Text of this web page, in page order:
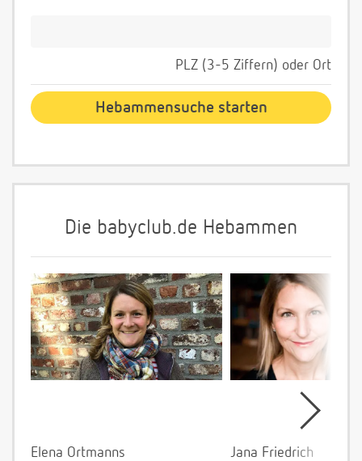
PLZ (3-5 Ziffern) oder Ort
Die babyclub.de Hebammen
Elena Ortmanns
Jana Friedrich